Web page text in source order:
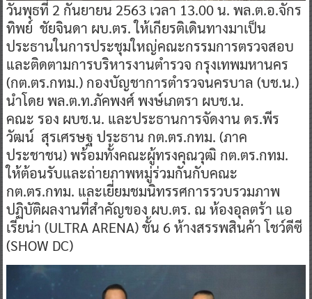
วันพุธที่ 2 กันยายน 2563 เวลา 13.00 น. พล.ต.อ.จักร
ทิพย์ ชัยจินดา ผบ.ตร. ให้เกียรติเดินทางมาเป็น
ประธานในการประชุมใหญ่คณะกรรมการตรวจสอบ
และติดตามการบริหารงานตำรวจ กรุงเทพมหานคร
(กต.ตร.กทม.) กองบัญชาการตำรวจนครบาล (บช.น.)
นำโดย พล.ต.ท.ภัคพงศ์ พงษ์เภตรา ผบช.น.
คณะ รอง ผบช.น. และประธานการจัดงาน ดร.พีร
วัฒน์ สุรเศรษฐ ประธาน กต.ตร.กทม. (ภาค
ประชาชน) พร้อมทั้งคณะผู้ทรงคุณวุฒิ กต.ตร.กทม.
ให้ต้อนรับและถ่ายภาพหมู่ร่วมกันกับคณะ
กต.ตร.กทม. และเยี่ยมชมนิทรรศการรวบรวมภาพ
ปฏิบัติผลงานที่สำคัญของ ผบ.ตร. ณ ห้องอุลตร้า แอ
เรียน่า (ULTRA ARENA) ชั้น 6 ห้างสรรพสินค้า โชว์ดีซี
(SHOW DC)